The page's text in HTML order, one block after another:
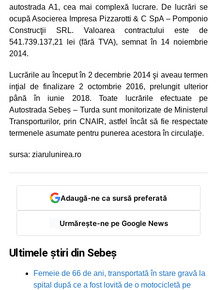
autostrada A1, cea mai complexă lucrare. De lucrări se
ocupă Asocierea Impresa Pizzarotti & C SpA – Pomponio
Construcţii SRL. Valoarea contractului este de
541.739.137,21 lei (fără TVA), semnat în 14 noiembrie
2014.
Lucrările au început în 2 decembrie 2014 şi aveau termen
inţial de finalizare 2 octombrie 2016, prelungit ulterior
până în iunie 2018. Toate lucrările efectuate pe
Autostrada Sebeș – Turda sunt monitorizate de Ministerul
Transporturilor, prin CNAIR, astfel încât să fie respectate
termenele asumate pentru punerea acestora în circulaţie.
sursa: ziarulunirea.ro
Adaugă-ne ca sursă preferată
Urmărește-ne pe Google News
Ultimele știri din Sebeș
Femeie de 66 de ani, transportată în stare gravă la
spital după ce a fost lovită de o motocicletă pe